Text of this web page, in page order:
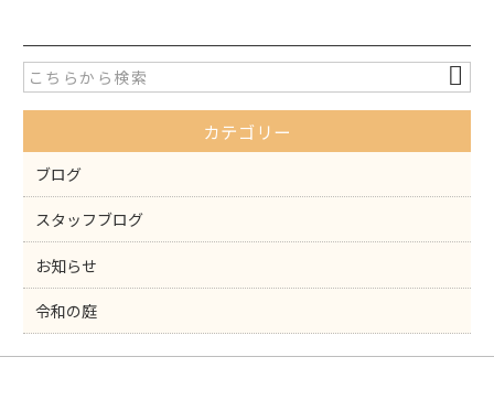
e
b
o
o
k
er
カテゴリー
ブログ
スタッフブログ
お知らせ
令和の庭